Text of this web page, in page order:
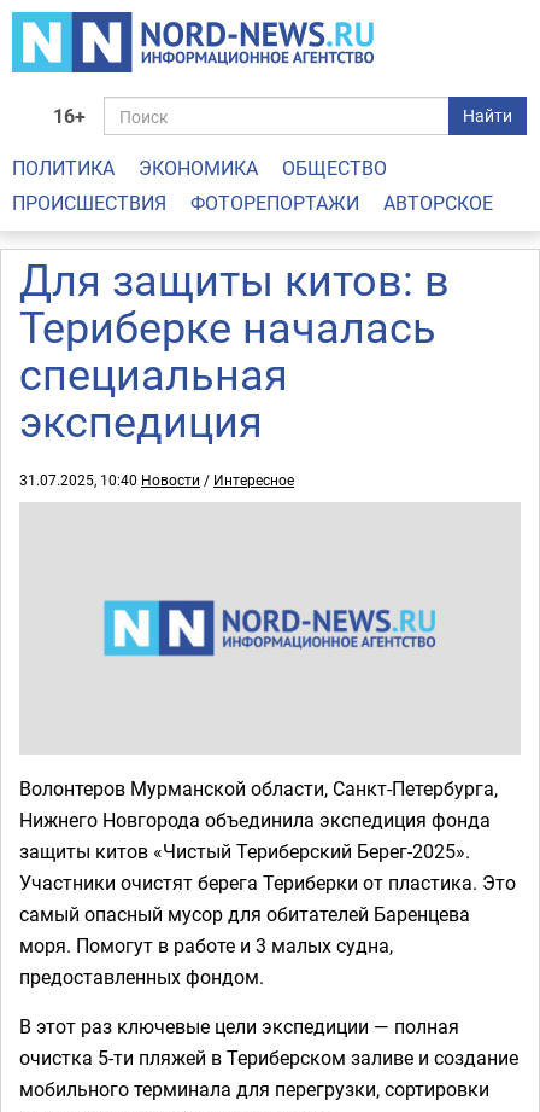
16+ Найти
ПОЛИТИКА ЭКОНОМИКА
ОБЩЕСТВО
ПРОИСШЕСТВИЯ
ФОТОРЕПОРТАЖИ АВТОРСКОЕ
Для защиты китов: в
Териберке началась
специальная
экспедиция
31.07.2025, 10:40 Новости / Интересное
Волонтеров Мурманской области, Санкт-Петербурга,
Нижнего Новгорода объединила экспедиция фонда
защиты китов «Чистый Териберский Берег-2025».
Участники очистят берега Териберки от пластика. Это
самый опасный мусор для обитателей Баренцева
моря. Помогут в работе и 3 малых судна,
предоставленных фондом.
В этот раз ключевые цели экспедиции — полная
очистка 5-ти пляжей в Териберском заливе и создание
мобильного терминала для перегрузки, сортировки